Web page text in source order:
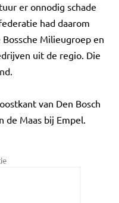
er onnodig schade
had daarom
Milieugroep en
uit de regio. Die
van Den Bosch
de Maas bij Empel.